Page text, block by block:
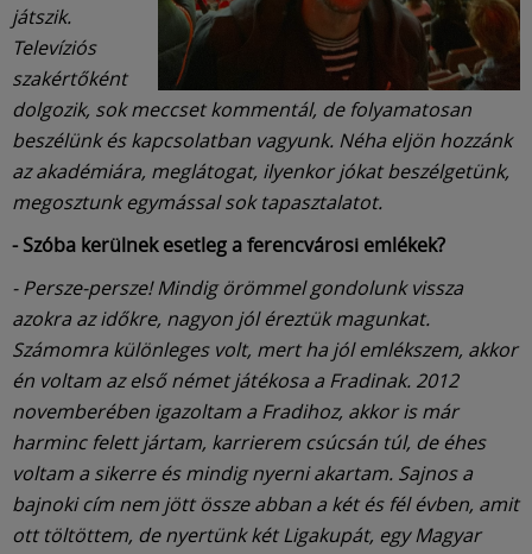
játszik.
Televíziós
szakértőként
dolgozik, sok meccset kommentál, de folyamatosan
beszélünk és kapcsolatban vagyunk. Néha eljön hozzánk
az akadémiára, meglátogat, ilyenkor jókat beszélgetünk,
megosztunk egymással sok tapasztalatot.
- Szóba kerülnek esetleg a ferencvárosi emlékek?
- Persze-persze! Mindig örömmel gondolunk vissza
azokra az időkre, nagyon jól éreztük magunkat.
Számomra különleges volt, mert ha jól emlékszem, akkor
én voltam az első német játékosa a Fradinak. 2012
novemberében igazoltam a Fradihoz, akkor is már
harminc felett jártam, karrierem csúcsán túl, de éhes
voltam a sikerre és mindig nyerni akartam. Sajnos a
bajnoki cím nem jött össze abban a két és fél évben, amit
ott töltöttem, de nyertünk két Ligakupát, egy Magyar